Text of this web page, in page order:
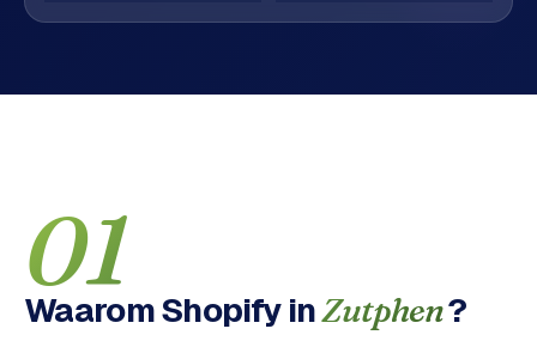
o
m
c
w
e
b
w
F
A
Q
01
WaaromShopifyinZutphen?